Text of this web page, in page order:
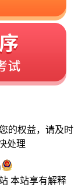
的权益，请及时
处理
本站享有解释